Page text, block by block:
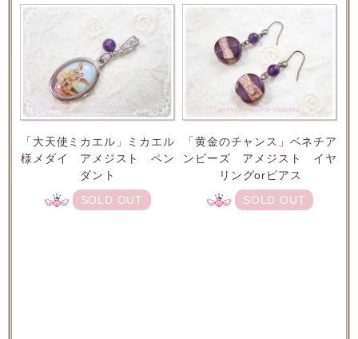
「大天使ミカエル」ミカエル
様メダイ アメジスト ペン
ダント
SOLD OUT
「黄金のチャンス」ベネチア
ンビーズ アメジスト イヤ
リングorピアス
SOLD OUT